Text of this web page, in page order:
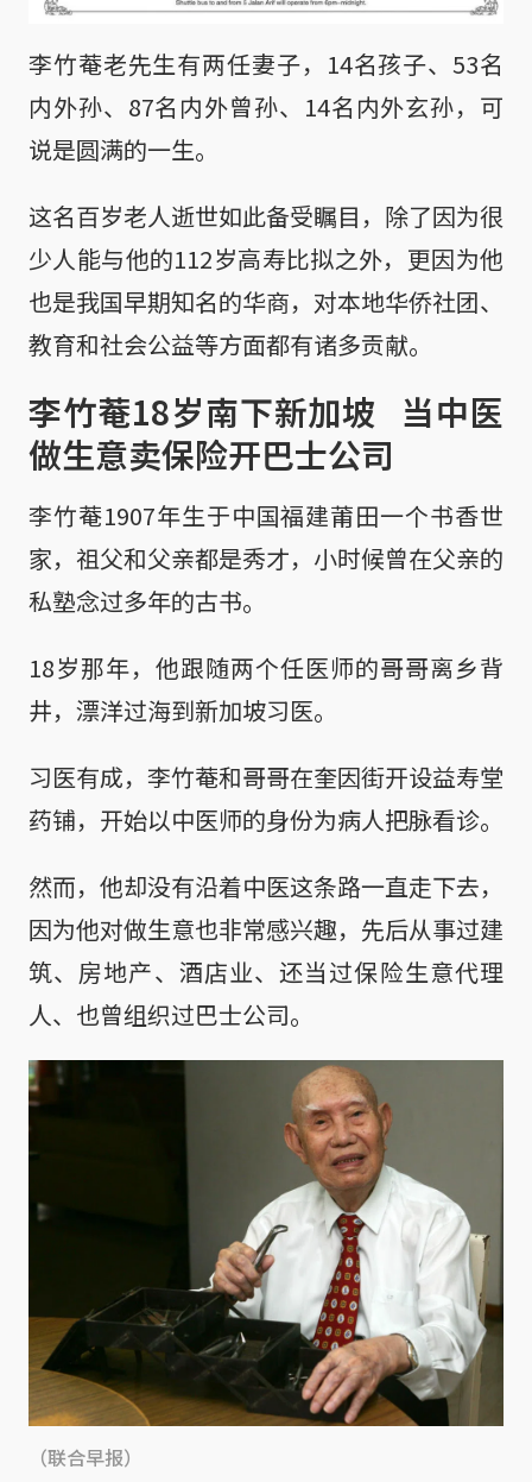
李竹菴老先生有两任妻子，14名孩子、53名
内外孙、87名内外曾孙、14名内外玄孙，可
说是圆满的一生。
这名百岁老人逝世如此备受瞩目，除了因为很
少人能与他的112岁高寿比拟之外，更因为他
也是我国早期知名的华商，对本地华侨社团、
教育和社会公益等方面都有诸多贡献。
李竹菴18岁南下新加坡 当中医
做生意卖保险开巴士公司
李竹菴1907年生于中国福建莆田一个书香世
家，祖父和父亲都是秀才，小时候曾在父亲的
私塾念过多年的古书。
18岁那年，他跟随两个任医师的哥哥离乡背
井，漂洋过海到新加坡习医。
习医有成，李竹菴和哥哥在奎因街开设益寿堂
药铺，开始以中医师的身份为病人把脉看诊。
然而，他却没有沿着中医这条路一直走下去，
因为他对做生意也非常感兴趣，先后从事过建
筑、房地产、酒店业、还当过保险生意代理
人、也曾组织过巴士公司。
（联合早报）